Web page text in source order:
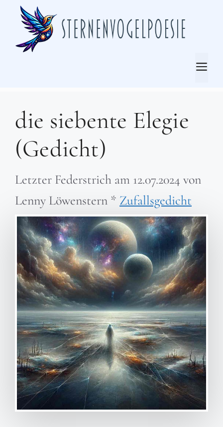
Zum
Inhalt
springen
die siebente Elegie
(Gedicht)
Letzter Federstrich am 12.07.2024 von
Lenny Löwenstern * Zufallsgedicht